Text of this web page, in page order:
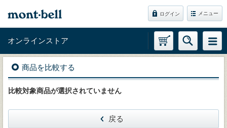
ログイン メニュー
オンラインストア
商品を比較する
比較対象商品が選択されていません
戻る